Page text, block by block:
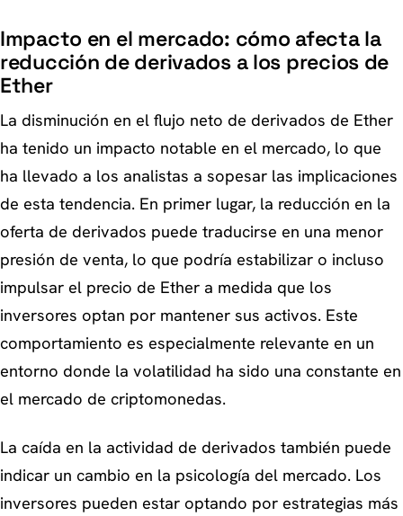
Impacto en el mercado: cómo afecta la
reducción de derivados a los precios de
Ether
La disminución en el flujo neto de derivados de Ether
ha tenido un impacto notable en el mercado, lo que
ha llevado a los analistas a sopesar las implicaciones
de esta tendencia. En primer lugar, la reducción en la
oferta de derivados puede traducirse en una menor
presión de venta, lo que podría estabilizar o incluso
impulsar el precio de Ether a medida que los
inversores optan por mantener sus activos. Este
comportamiento es especialmente relevante en un
entorno donde la volatilidad ha sido una constante en
el mercado de criptomonedas.
La caída en la actividad de derivados también puede
indicar un cambio en la psicología del mercado. Los
inversores pueden estar optando por estrategias más